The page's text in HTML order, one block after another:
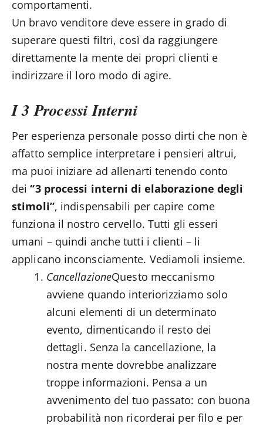
comportamenti.
Un bravo venditore deve essere in grado di
superare questi filtri, così da raggiungere
direttamente la mente dei propri clienti e
indirizzare il loro modo di agire.
I 3 Processi Interni
Per esperienza personale posso dirti che non è
affatto semplice interpretare i pensieri altrui,
ma puoi iniziare ad allenarti tenendo conto
dei“3 processi interni di elaborazione degli
stimoli”, indispensabili per capire come
funziona il nostro cervello. Tutti gli esseri
umani – quindi anche tutti i clienti – li
applicano inconsciamente. Vediamoli insieme.
CancellazioneQuesto meccanismo
avviene quando interiorizziamo solo
alcuni elementi di un determinato
evento, dimenticando il resto dei
dettagli. Senza la cancellazione, la
nostra mente dovrebbe analizzare
troppe informazioni. Pensa a un
avvenimento del tuo passato: con buona
probabilità non ricorderai per filo e per